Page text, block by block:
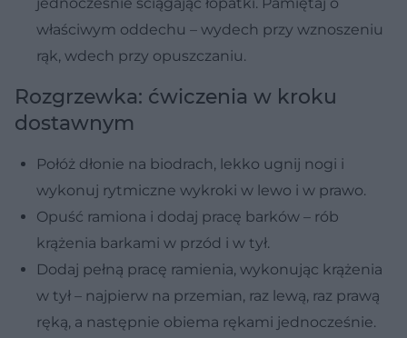
właściwym oddechu – wydech przy wznoszeniu
rąk, wdech przy opuszczaniu.
Rozgrzewka: ćwiczenia w kroku
dostawnym
Połóż dłonie na biodrach, lekko ugnij nogi i
wykonuj rytmiczne wykroki w lewo i w prawo.
Opuść ramiona i dodaj pracę barków – rób
krążenia barkami w przód i w tył.
Dodaj pełną pracę ramienia, wykonując krążenia
w tył – najpierw na przemian, raz lewą, raz prawą
ręką, a następnie obiema rękami jednocześnie.